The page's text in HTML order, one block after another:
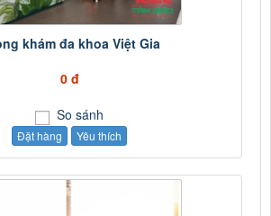
khám đa khoa Việt Gia
0 đ
So sánh
Đặt hàng Yêu thích